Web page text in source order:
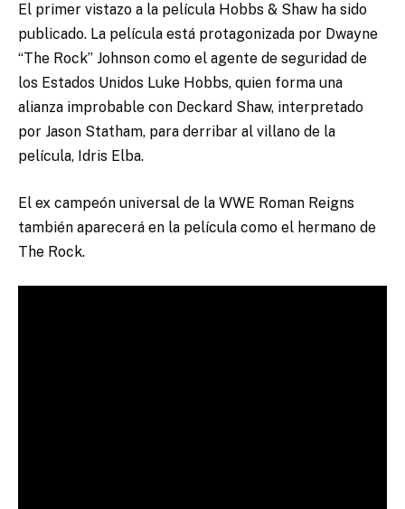
El primer vistazo a la película Hobbs & Shaw ha sido
publicado. La película está protagonizada por Dwayne
“The Rock” Johnson como el agente de seguridad de
los Estados Unidos Luke Hobbs, quien forma una
alianza improbable con Deckard Shaw, interpretado
por Jason Statham, para derribar al villano de la
película, Idris Elba.
El ex campeón universal de la WWE Roman Reigns
también aparecerá en la película como el hermano de
The Rock.